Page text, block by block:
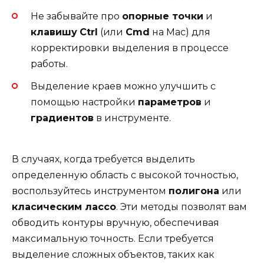
Не забывайте про опорные точки и
клавишу Ctrl (или Cmd на Mac) для
корректировки выделения в процессе
работы.
Выделение краев можно улучшить с
помощью настройки параметров и
градиентов в инструменте.
В случаях, когда требуется выделить
определенную область с высокой точностью,
воспользуйтесь инструментом полигона или
класическим лассо. Эти методы позволят вам
обводить контуры вручную, обеспечивая
максимальную точность. Если требуется
выделение сложных объектов, таких как